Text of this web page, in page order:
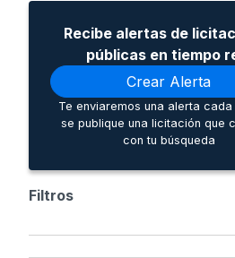
Recibe alertas de
públicas en tiempo
Crear Alerta
Te enviaremos una alerta cada
se publique una licitación que
con tu búsqueda
Filtros